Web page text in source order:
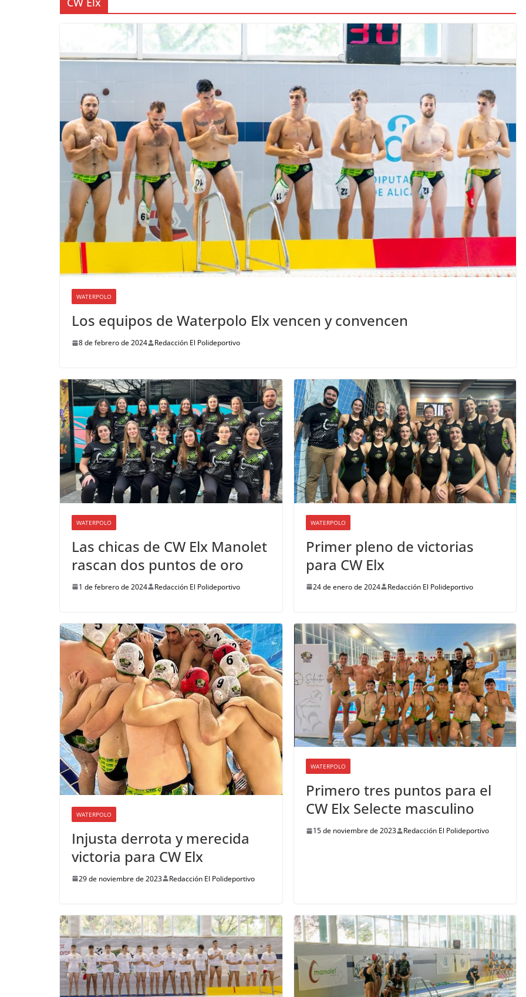
WATERPOLO
Los equipos de Waterpolo Elx vencen y convencen
8 de febrero de 2024 Redacción El Polideportivo
WATERPOLO
Las chicas de CW Elx Manolet
rascan dos puntos de oro
1 de febrero de 2024 Redacción El Polideportivo
WATERPOLO
Primer pleno de victorias
para CW Elx
24 de enero de 2024 Redacción El Polideportivo
WATERPOLO
Injusta derrota y merecida
victoria para CW Elx
29 de noviembre de 2023 Redacción El Polideportivo
WATERPOLO
Primero tres puntos para el
CW Elx Selecte masculino
15 de noviembre de 2023 Redacción El Polideportivo